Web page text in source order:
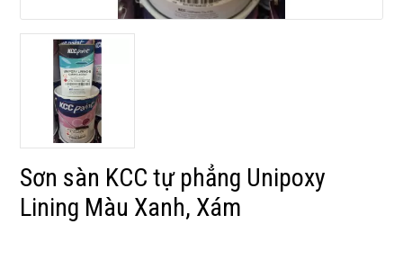
Sơn sàn KCC tự phẳng Unipoxy
Lining Màu Xanh, Xám